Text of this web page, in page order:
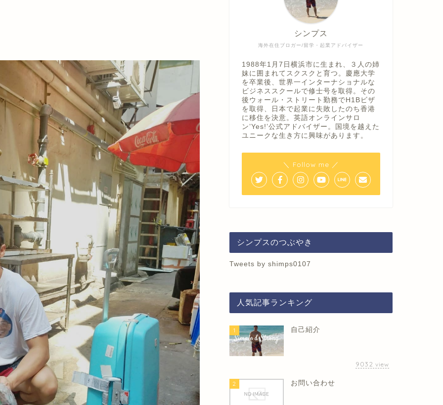
海外在住ブロガー/留学・起業アドバイザー
シンプス
1988年1月7日横浜市に生まれ、３人の姉
妹に囲まれてスクスクと育つ。慶應大学
を卒業後、世界一インターナショナルな
ビジネススクールで修士号を取得。その
後ウォール・ストリート勤務でH1Bビザ
を取得、日本で起業に失敗したのち香港
に移住を決意。英語オンラインサロ
ン’Yes!’公式アドバイザー。国境を越えた
ユニークな生き方に興味があります。
＼ Follow me ／
シンプスのつぶやき
Tweets by shimps0107
人気記事ランキング
1 自己紹介
9032 view
2 お問い合わせ